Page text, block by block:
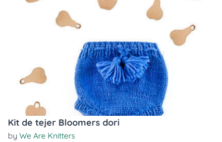
Kit de tejer Bloomers dori
by We Are Knitters